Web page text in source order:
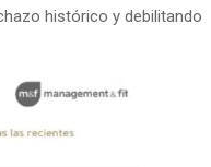
histórico y debilitando